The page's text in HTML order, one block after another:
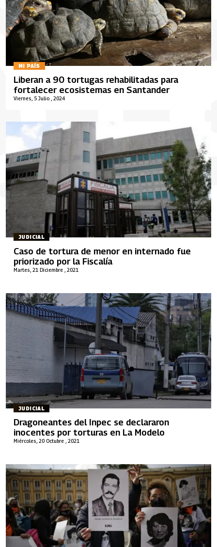
MI PAÍS
Viernes, 5 Julio , 2024
Liberan a 90 tortugas rehabilitadas para
fortalecer ecosistemas en Santander
JUDICIAL
Martes, 21 Diciembre , 2021
Caso de tortura de menor en internado fue
priorizado por la Fiscalía
JUDICIAL
Miércoles, 20 Octubre , 2021
Dragoneantes del Inpec se declararon
inocentes por torturas en La Modelo